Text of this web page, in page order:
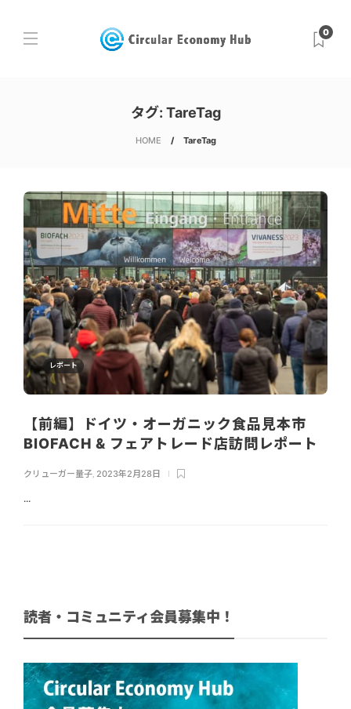
0
タグ: TareTag
HOME TareTag
レポート
【前編】ドイツ・オーガニック食品見本市
BIOFACH & フェアトレード店訪問レポート
クリューガー量子 2023年2月28日
...
読者・コミュニティ会員募集中！